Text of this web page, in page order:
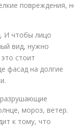
повреждения,
И чтобы лицо
вид, нужно
стоит
фасад на долгие
мороз, ветер.
к тому, что